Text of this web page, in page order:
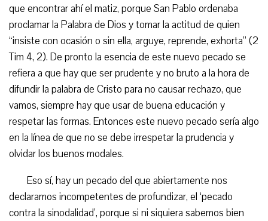
que encontrar ahí el matiz, porque San Pablo ordenaba
proclamar la Palabra de Dios y tomar la actitud de quien
“insiste con ocasión o sin ella, arguye, reprende, exhorta” (2
Tim 4, 2). De pronto la esencia de este nuevo pecado se
refiera a que hay que ser prudente y no bruto a la hora de
difundir la palabra de Cristo para no causar rechazo, que
vamos, siempre hay que usar de buena educación y
respetar las formas. Entonces este nuevo pecado sería algo
en la línea de que no se debe irrespetar la prudencia y
olvidar los buenos modales.
Eso sí, hay un pecado del que abiertamente nos
declaramos incompetentes de profundizar, el ‘pecado
contra la sinodalidad’, porque si ni siquiera sabemos bien